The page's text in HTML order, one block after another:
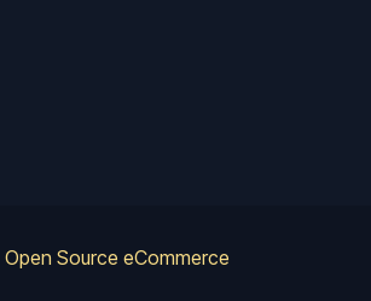
Open Source eCommerce